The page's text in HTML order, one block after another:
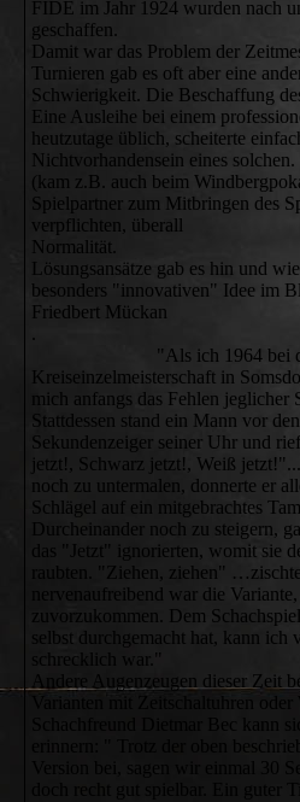
FIDE im Jahr 1924 wurden nach
geschaffen.
Damit war das Problem der
Turnieren gab es oft aber eine
Schwierigkeit. Die Beschaffung
Eine Ausleihe bei einem
heutzutage üblich, scheiterte
Nichtvorhandensein eines
(kam z.B. auch beim
Spielpartner zum Mitbringen des
verpflichten, überall
Lösungsansätze gab es hin und
besonders "innovativen" Idee im
Friedbert Mückan
"Als ich 1964 bei der
Kreiseinzelmeisterschaft in
mich anfangs das Fehlen jeglicher
Stattdessen stand ein Mann vor
Sekundenzeiger seiner Uhr und
jetzt!, Schwarz jetzt!, Weiß
noch zu untermalen, donnerte er
Schlägel auf ein mitgebrachtes
Durcheinander noch zu steigern,
das "Jetzt" ignorierten, womit sie
raubten. "Ziehen, ziehen"
nervenaufreibend war die
zuvorzukommen. Dem
selbst durchgemacht hat, kann ich
Andere Augenzeugen dieser Zeit
Varianten mit Zeitschaltuhren oder
Schachfreund Dietmar Bec kann
erinnern: " Trotz der oben
Version bei, sagen wir einmal 30
doch recht gut spielbar. Ein guter